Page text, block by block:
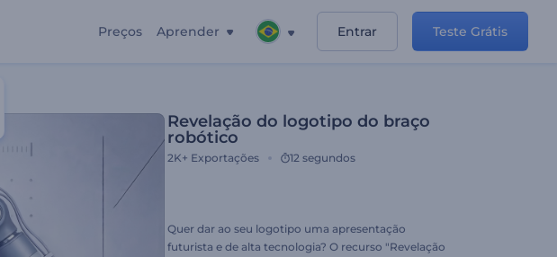
Preços Aprender Entrar Teste Grátis
Revelação do logotipo do braço
robótico
2K+ Exportações 12 segundos
Quer dar ao seu logotipo uma apresentação
futurista e de alta tecnologia? O recurso "Revelação